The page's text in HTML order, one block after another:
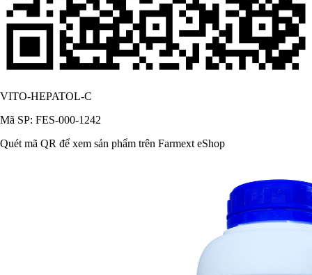
VITO-HEPATOL-C
Mã SP: FES-000-1242
Quét mã QR để xem sản phẩm trên Farmext eShop